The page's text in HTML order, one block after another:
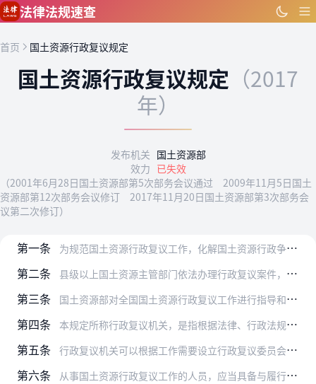
跳到主要内容
法律法规速查
首页 国土资源行政复议规定
国土资源行政复议规定 （2017
年）
发布机关 国土资源部
效力 已失效
（2001年6月28日国土资源部第5次部务会议通过 2009年11月5日国土
资源部第12次部务会议修订 2017年11月20日国土资源部第3次部务会
议第二次修订）
第一条 为规范国土资源行政复议工作，化解国土资源行政争议，维护公民、法人和其他组织的合法权益，推进法治国土建设，根据《中华人民共和国行政复议法》和《中华人民共和国行政复…
第二条 县级以上国土资源主管部门依法办理行政复议案件，履行行政复议决定，指导和监督行政复议工作，适用本规定。
第三条 国土资源部对全国国土资源行政复议工作进行指导和监督。
第四条 本规定所称行政复议机关，是指根据法律、行政法规规定履行行政复议职责的国土资源主管部门。
第五条 行政复议机关可以根据工作需要设立行政复议委员会，审议重大、疑难行政复议案件，研究行政复议工作中的重大问题。
第六条 从事国土资源行政复议工作的人员，应当具备与履行职责相适应的政治素质、法治素养和业务能力，忠于宪法和法律，清正廉洁，恪尽职守。